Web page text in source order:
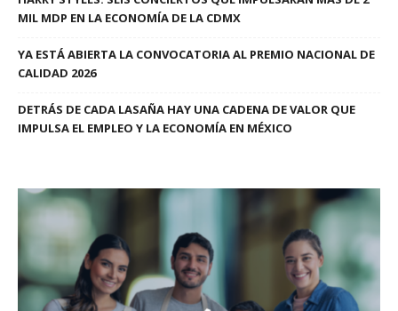
MIL MDP EN LA ECONOMÍA DE LA CDMX
YA ESTÁ ABIERTA LA CONVOCATORIA AL PREMIO NACIONAL DE
CALIDAD 2026
DETRÁS DE CADA LASAÑA HAY UNA CADENA DE VALOR QUE
IMPULSA EL EMPLEO Y LA ECONOMÍA EN MÉXICO